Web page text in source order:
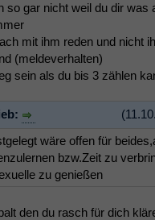
so gar nicht weil du dir was
mit ihm reden und nicht
(meldeverhalten)
sein als du bis 3 zählen
wäre offen für
bzw.Zeit zu
zu genießen
den du rasch für dich